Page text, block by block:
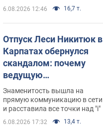
6.08.2026 12:46 16,7 т.
Отпуск Леси Никитюк в
Карпатах обернулся
скандалом: почему
ведущую
несправедливо
захейтили
Знаменитость вышла на
прямую коммуникацию в сети
и расставила все точки над "i"
6.08.2026 17:32 13,4 т.